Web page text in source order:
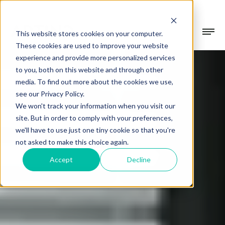
This website stores cookies on your computer.
These cookies are used to improve your website
experience and provide more personalized services
to you, both on this website and through other
media. To find out more about the cookies we use,
see our Privacy Policy.
We won't track your information when you visit our
site. But in order to comply with your preferences,
we'll have to use just one tiny cookie so that you're
not asked to make this choice again.
Accept Decline
Collectie
Gevelsystemen
Beschermen & verfraaien
Terrasoverkappingen
In alle seizoenen buiten genieten
Tuinkamers
Verdiep je leefruimte
Projecten
Over Artino
Over ons